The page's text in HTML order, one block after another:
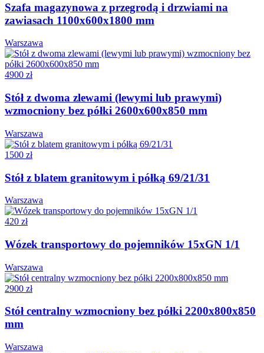
Szafa magazynowa z przegrodą i drzwiami na
zawiasach 1100x600x1800 mm
Warszawa
4900 zł
Stół z dwoma zlewami (lewymi lub prawymi)
wzmocniony bez półki 2600x600x850 mm
Warszawa
1500 zł
Stół z blatem granitowym i półką 69/21/31
Warszawa
420 zł
Wózek transportowy do pojemników 15xGN 1/1
Warszawa
2900 zł
Stół centralny wzmocniony bez półki 2200x800x850
mm
Warszawa